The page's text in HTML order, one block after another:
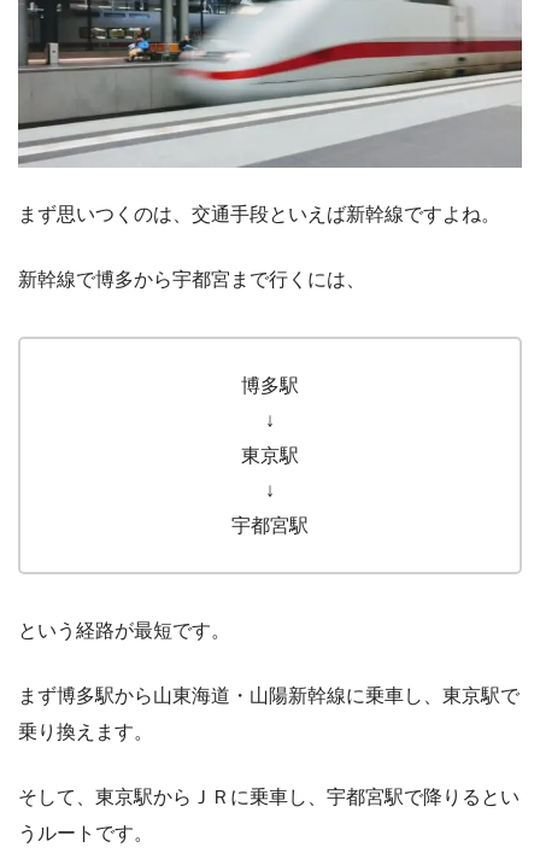
まず思いつくのは、交通手段といえば新幹線ですよね。
新幹線で博多から宇都宮まで行くには、
博多駅
↓
東京駅
↓
宇都宮駅
という経路が最短です。
まず博多駅から山東海道・山陽新幹線に乗車し、東京駅で
乗り換えます。
そして、東京駅からＪＲに乗車し、宇都宮駅で降りるとい
うルートです。